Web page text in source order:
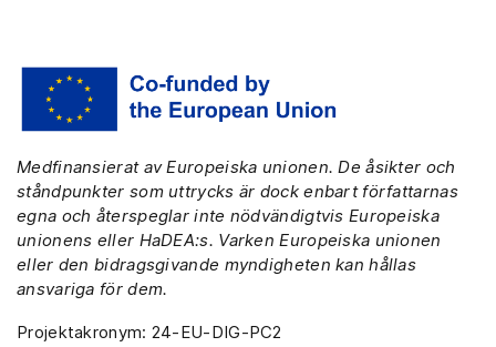
Medfinansierat av Europeiska unionen. De åsikter och
ståndpunkter som uttrycks är dock enbart författarnas
egna och återspeglar inte nödvändigtvis Europeiska
unionens eller HaDEA:s. Varken Europeiska unionen
eller den bidragsgivande myndigheten kan hållas
ansvariga för dem.
Projektakronym: 24-EU-DIG-PC2